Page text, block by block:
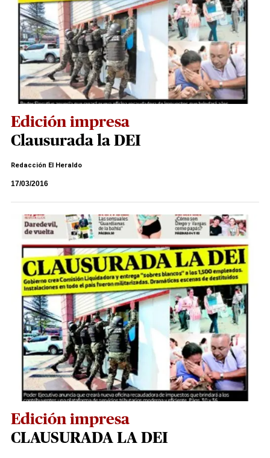
Edición impresa
Clausurada la DEI
Redacción El Heraldo
17/03/2016
Edición impresa
CLAUSURADA LA DEI